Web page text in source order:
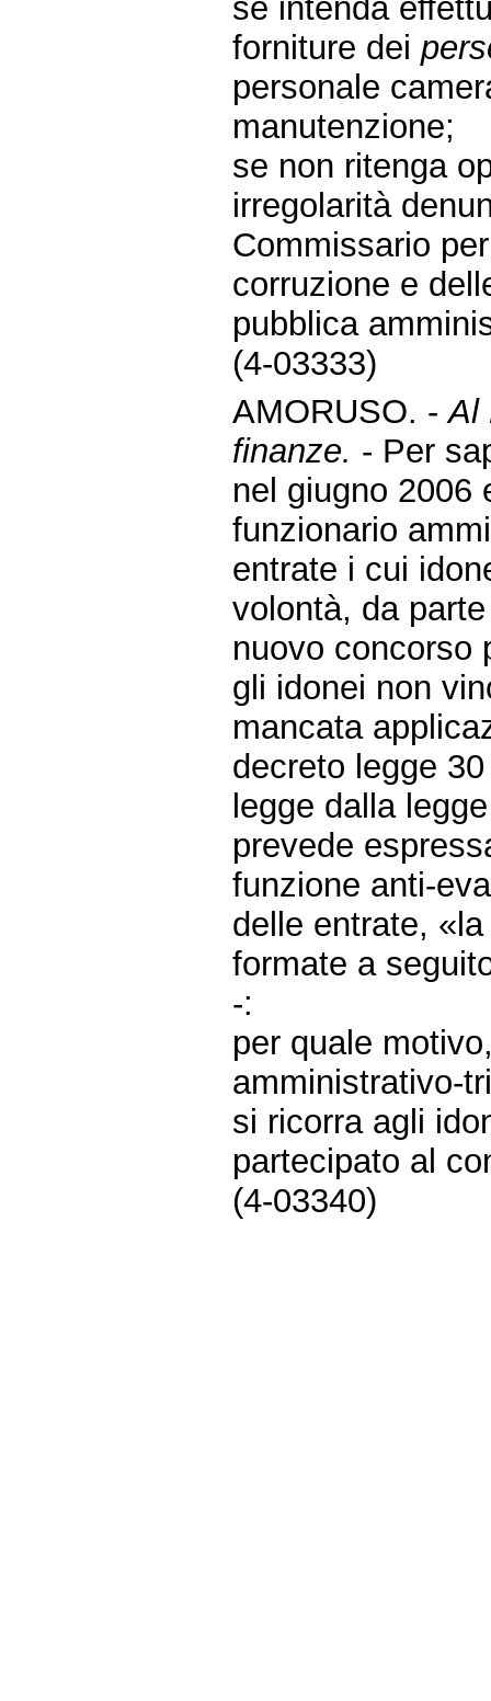
se intenda
forniture dei
personale
manutenzione;
se non ritenga
irregolarità
Commissario
corruzione e
pubblica
(4-03333)
AMORUSO. -Al
finanze. - Per
nel giugno 2006
funzionario
entrate i cui
volontà, da
nuovo concorso
gli idonei non
mancata
decreto legge
legge dalla
prevede
funzione anti-
delle entrate,
formate a
-:
per quale
amministrativo-
si ricorra agli
partecipato al
(4-03340)